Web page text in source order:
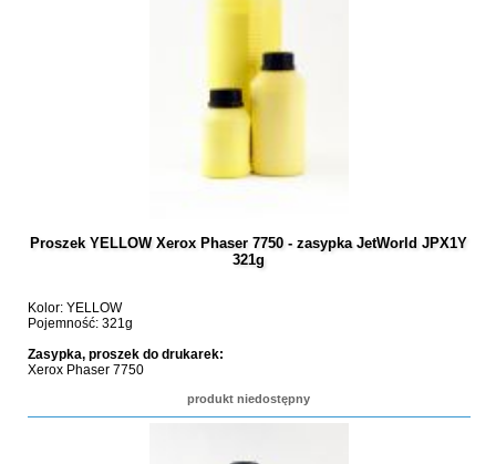
Proszek YELLOW Xerox Phaser 7750 - zasypka JetWorld JPX1Y
321g
Kolor: YELLOW
Pojemność: 321g
Zasypka, proszek do drukarek:
Xerox Phaser 7750
produkt niedostępny